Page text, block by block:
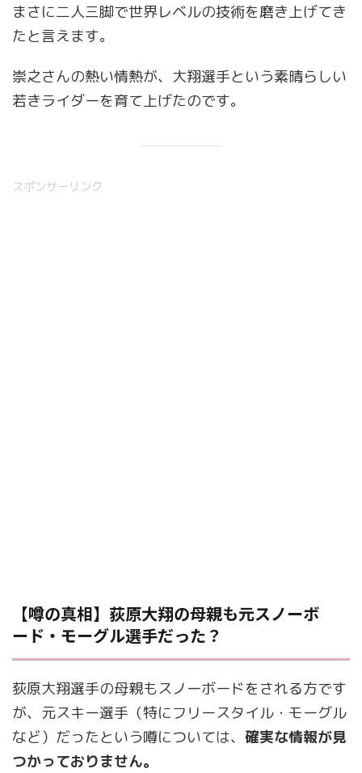
まさに二人三脚で世界レベルの技術を磨き上げてき
たと言えます。
崇之さんの熱い情熱が、大翔選手という素晴らしい
若きライダーを育て上げたのです。
スポンサーリンク
【噂の真相】荻原大翔の母親も元スノーボ
ード・モーグル選手だった？
荻原大翔選手の母親もスノーボードをされる方です
が、元スキー選手（特にフリースタイル・モーグル
など）だったという噂については、 確実な情報が見
つかっておりません。